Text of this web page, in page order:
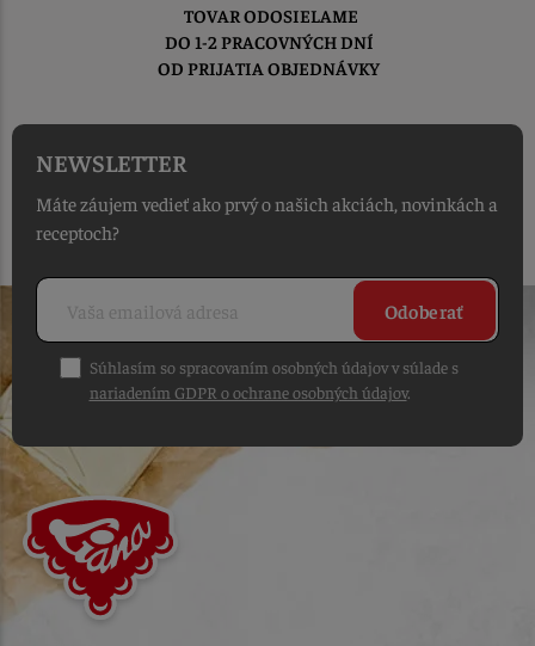
TOVAR ODOSIELAME
DO 1-2 PRACOVNÝCH DNÍ
OD PRIJATIA OBJEDNÁVKY
NEWSLETTER
Máte záujem vedieť ako prvý o našich akciách, novinkách a
receptoch?
Odoberať
Súhlasím so spracovaním osobných údajov v súlade s
nariadením GDPR o ochrane osobných údajov.